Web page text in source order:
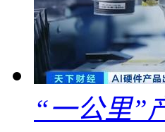
“一公里”